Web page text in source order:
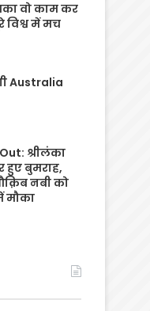
वो काम कर
विश्व में मच
Australia
श्रीलंका
हुए बुमराह,
नबी को
मौका